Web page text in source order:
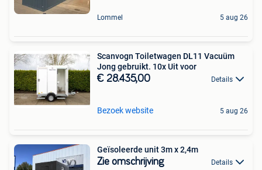
Lommel 5 aug 26
Scanvogn Toiletwagen DL11 Vacuüm
Jong gebruikt. 10x Uit voor
€ 28.435,00 Details
Bezoek website 5 aug 26
Geïsoleerde unit 3m x 2,4m
Zie omschrijving Details